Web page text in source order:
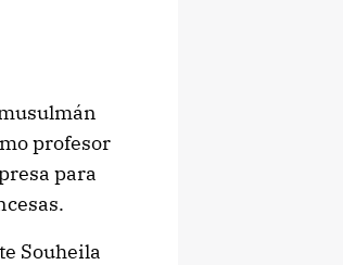
profesor
para
Souheila